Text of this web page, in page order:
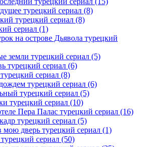
турецкий сериал (8)
турецкий сериал (8)
сериал (1)
на острове Дьявола турецкий
земли турецкий сериал (5)
турецкий сериал (6)
сериал (8)
турецкий сериал (6)
турецкий сериал (5)
турецкий сериал (10)
Пера Палас турецкий сериал (16)
турецкий сериал (5)
мою дверь турецкий сериал (1)
сериал (50)